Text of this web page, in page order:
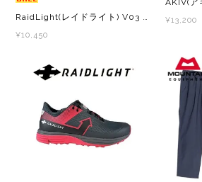
Simply Wonderful(シンプリーワンダフル)
STATIC(スタティック)
RaidLight(レイドライト) V03 MAX softfleece top メンズ・レディース フルジップ パーカー ジャケット 長袖 フリース
¥10,450
¥13,200